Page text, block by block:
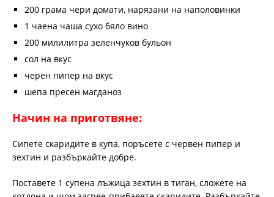
200 грама чери домати, нарязани на наполовинки
1 чаена чаша сухо бяло вино
200 милилитра зеленчуков бульон
сол на вкус
черен пипер на вкус
шепа пресен магданоз
Начин на приготвяне:
Сипете скаридите в купа, поръсете с червен пипер и
зехтин и разбъркайте добре.
Поставете 1 супена лъжица зехтин в тиган, сложете на